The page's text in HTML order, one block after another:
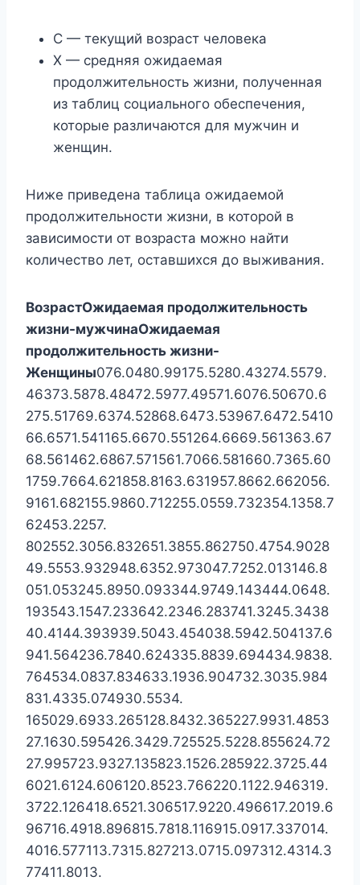
C — текущий возраст человека
X — средняя ожидаемая
продолжительность жизни, полученная
из таблиц социального обеспечения,
которые различаются для мужчин и
женщин.
Ниже приведена таблица ожидаемой
продолжительности жизни, в которой в
зависимости от возраста можно найти
количество лет, оставшихся до выживания.
ВозрастОжидаемая продолжительность
жизни-мужчинаОжидаемая
продолжительность жизни-
Женщины076.0480.99175.5280.43274.5579.
46373.5878.48472.5977.49571.6076.50670.6
275.51769.6374.52868.6473.53967.6472.5410
66.6571.541165.6670.551264.6669.561363.67
68.561462.6867.571561.7066.581660.7365.60
1759.7664.621858.8163.631957.8662.662056.
9161.682155.9860.712255.0559.732354.1358.7
62453.2257.
802552.3056.832651.3855.862750.4754.9028
49.5553.932948.6352.973047.7252.013146.8
051.053245.8950.093344.9749.143444.0648.
193543.1547.233642.2346.283741.3245.3438
40.4144.393939.5043.454038.5942.504137.6
941.564236.7840.624335.8839.694434.9838.
764534.0837.834633.1936.904732.3035.984
831.4335.074930.5534.
165029.6933.265128.8432.365227.9931.4853
27.1630.595426.3429.725525.5228.855624.72
27.995723.9327.135823.1526.285922.3725.44
6021.6124.606120.8523.766220.1122.946319.
3722.126418.6521.306517.9220.496617.2019.6
96716.4918.896815.7818.116915.0917.337014.
4016.577113.7315.827213.0715.097312.4314.3
77411.8013.